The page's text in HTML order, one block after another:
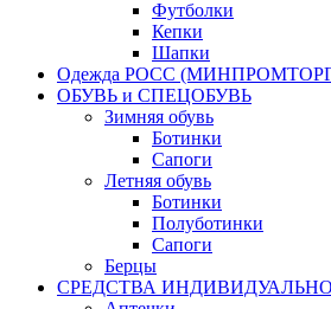
Футболки
Кепки
Шапки
Одежда РОСС
ОБУВЬ и СПЕЦОБУВЬ
Зимняя обувь
Ботинки
Сапоги
Летняя обувь
Ботинки
Полуботинки
Сапоги
Берцы
СРЕДСТВА